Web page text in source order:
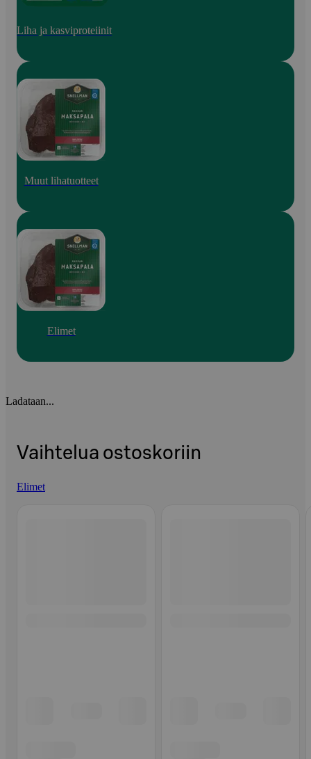
Liha ja kasviproteiinit
Muut lihatuotteet
Elimet
Ladataan...
Vaihtelua ostoskoriin
Elimet